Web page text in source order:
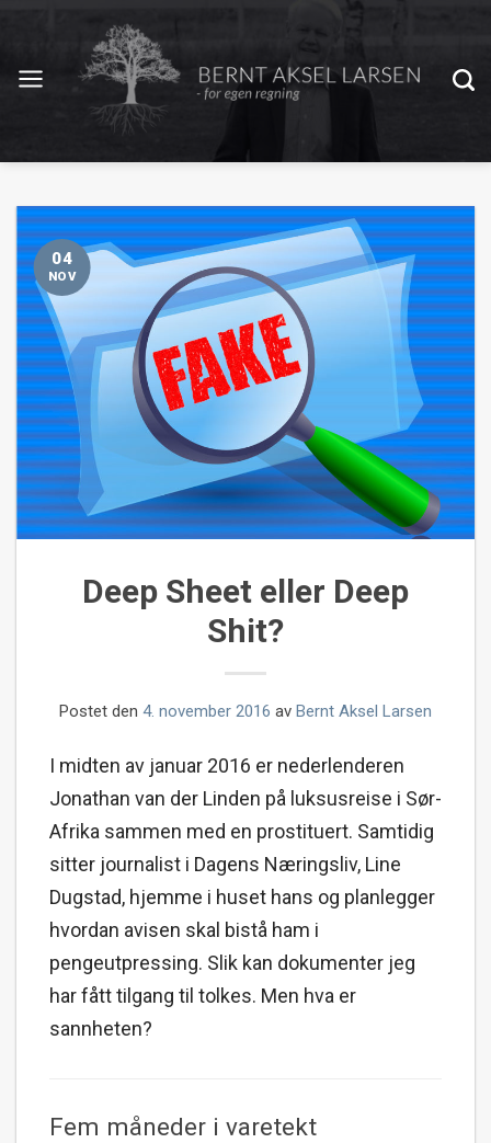
04
NOV
Deep Sheet eller Deep
Shit?
Postet den 4. november 2016 av Bernt Aksel Larsen
I midten av januar 2016 er nederlenderen
Jonathan van der Linden på luksusreise i Sør-
Afrika sammen med en prostituert. Samtidig
sitter journalist i Dagens Næringsliv, Line
Dugstad, hjemme i huset hans og planlegger
hvordan avisen skal bistå ham i
pengeutpressing. Slik kan dokumenter jeg
har fått tilgang til tolkes. Men hva er
sannheten?
Fem måneder i varetekt